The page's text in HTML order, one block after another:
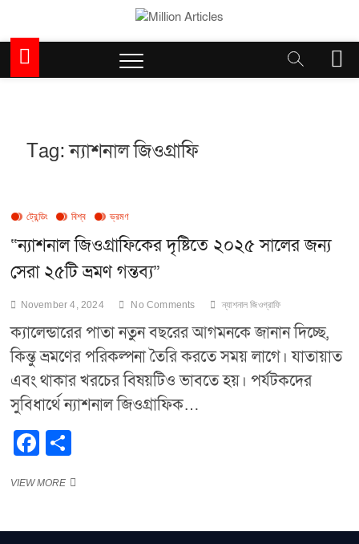
contentMillion Articles
M
e
Tag:ন্যাশনাল জিওগ্রাফি
ট্রেন্ডিং বিশ্ব ভ্রমণ
“ন্যাশনাল জিওগ্রাফিকের দৃষ্টিতে ২০২৫ সালের জন্য
সেরা ২৫টি ভ্রমণ গন্তব্য”
November 4, 2024 No Comments ন্যাশনাল জিওগ্রাফি
ক্যালেন্ডারের পাতা নতুন বছরের আগমনকে জানান দিচ্ছে,
কিন্তু ভ্রমণের পরিকল্পনা তৈরি করতে সময় লাগে। যাতায়াত
এবং থাকার খরচের বিষয়টিও ভাবতে হয়। পর্যটকদের
সুবিধার্থে ন্যাশনাল জিওগ্রাফিক…
F
c ar
VIEW MORE“ন্যাশনাল